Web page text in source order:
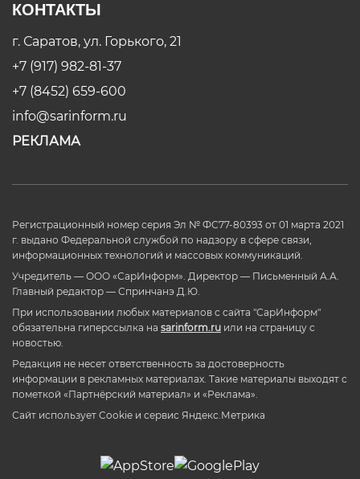
КОНТАКТЫ
г. Саратов, ул. Горького, 21
+7 (917) 982-81-37
+7 (8452) 659-600
info@sarinform.ru
РЕКЛАМА
Регистрационный номер серия Эл № ФС77-80393 от 01 марта 2021
г. выдано Федеральной службой по надзору в сфере связи,
информационных технологий и массовых коммуникаций.
Учредитель — ООО «СарИнформ». Директор — Письменный А.А.
Главный редактор — Спринчанэ Д.Ю.
При использовании любых материалов с сайта "СарИнформ"
обязательна гиперссылка на sarinform.ru или на страницу с
новостью.
Редакция не несет ответственность за достоверность
информации в рекламных материалах. Такие материалы выходят с
пометкой «Партнёрский материал» и «Реклама».
Сайт использует Cookie и сервиc Яндекс.Метрика